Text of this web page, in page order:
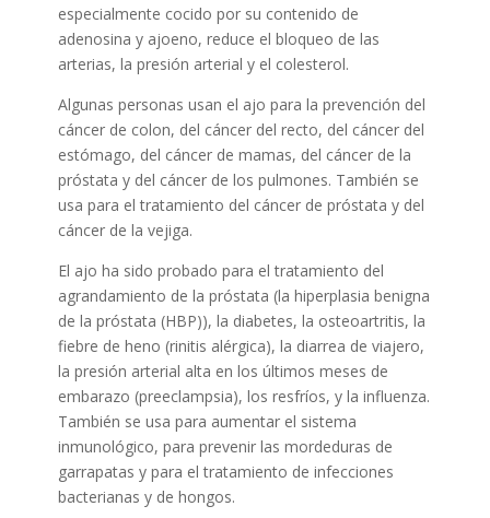
especialmente cocido por su contenido de
adenosina y ajoeno, reduce el bloqueo de las
arterias, la presión arterial y el colesterol.
Algunas personas usan el ajo para la prevención del
cáncer de colon, del cáncer del recto, del cáncer del
estómago, del cáncer de mamas, del cáncer de la
próstata y del cáncer de los pulmones. También se
usa para el tratamiento del cáncer de próstata y del
cáncer de la vejiga.
El ajo ha sido probado para el tratamiento del
agrandamiento de la próstata (la hiperplasia benigna
de la próstata (HBP)), la diabetes, la osteoartritis, la
fiebre de heno (rinitis alérgica), la diarrea de viajero,
la presión arterial alta en los últimos meses de
embarazo (preeclampsia), los resfríos, y la influenza.
También se usa para aumentar el sistema
inmunológico, para prevenir las mordeduras de
garrapatas y para el tratamiento de infecciones
bacterianas y de hongos.